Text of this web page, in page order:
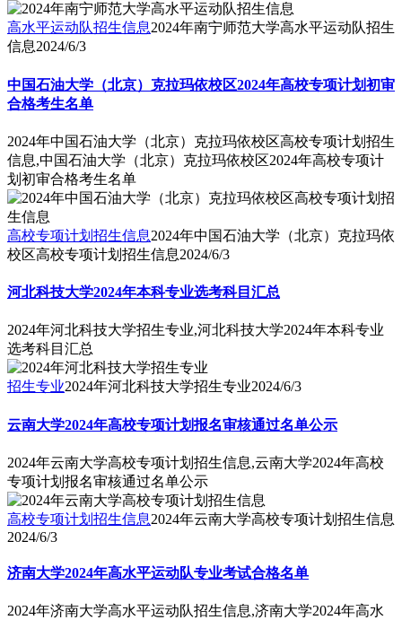
高水平运动队招生信息2024年南宁师范大学高水平运动队招生
信息2024/6/3
中国石油大学（北京）克拉玛依校区2024年高校专项计划初审
合格考生名单
2024年中国石油大学（北京）克拉玛依校区高校专项计划招生
信息,中国石油大学（北京）克拉玛依校区2024年高校专项计
划初审合格考生名单
高校专项计划招生信息2024年中国石油大学（北京）克拉玛依
校区高校专项计划招生信息2024/6/3
河北科技大学2024年本科专业选考科目汇总
2024年河北科技大学招生专业,河北科技大学2024年本科专业
选考科目汇总
招生专业2024年河北科技大学招生专业2024/6/3
云南大学2024年高校专项计划报名审核通过名单公示
2024年云南大学高校专项计划招生信息,云南大学2024年高校
专项计划报名审核通过名单公示
高校专项计划招生信息2024年云南大学高校专项计划招生信息
2024/6/3
济南大学2024年高水平运动队专业考试合格名单
2024年济南大学高水平运动队招生信息,济南大学2024年高水